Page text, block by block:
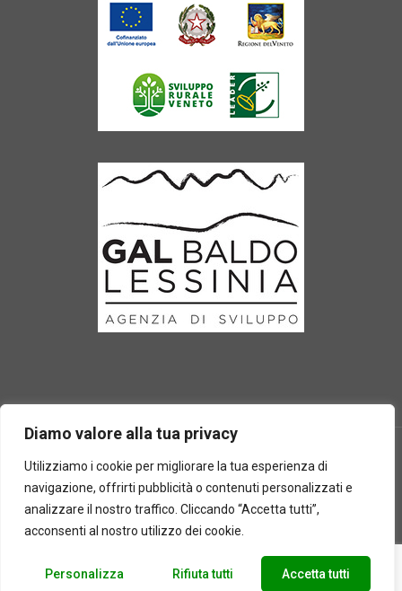
Diamo valore alla tua privacy
Utilizziamo i cookie per migliorare la tua esperienza di
navigazione, offrirti pubblicità o contenuti personalizzati e
analizzare il nostro traffico. Cliccando “Accetta tutti”,
acconsenti al nostro utilizzo dei cookie.
Personalizza Rifiuta tutti Accetta tutti
2025 © Laboratorio d'erbe Sauro - P.IVA 05049760233. Tutti i
diritti riservati | Designed by